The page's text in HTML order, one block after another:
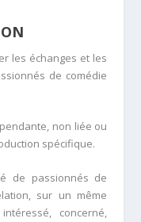
les échanges et les
de comédie
non liée ou
spécifique.
de passionnés de
sur un même
concerné,